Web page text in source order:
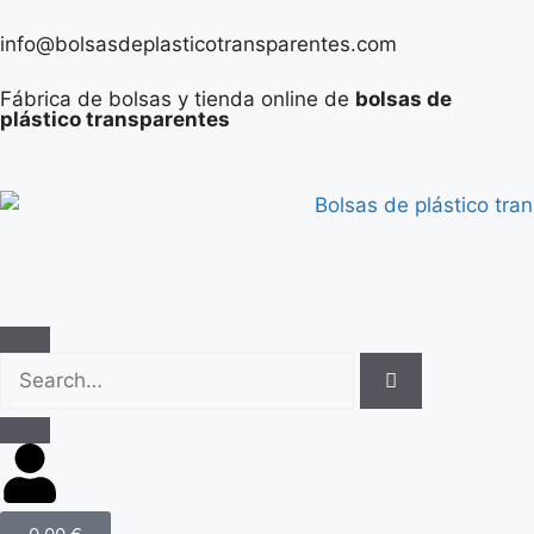
info@bolsasdeplasticotransparentes.com
Fábrica de bolsas y tienda online de bolsas de
plástico transparentes